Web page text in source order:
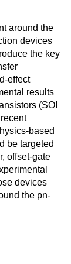
around the
devices
the key
effect
results
(SOI
based
be targeted
offset-gate
devices
the pn-